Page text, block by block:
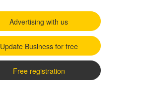
Advertising with us
Update Business for free
Free registration